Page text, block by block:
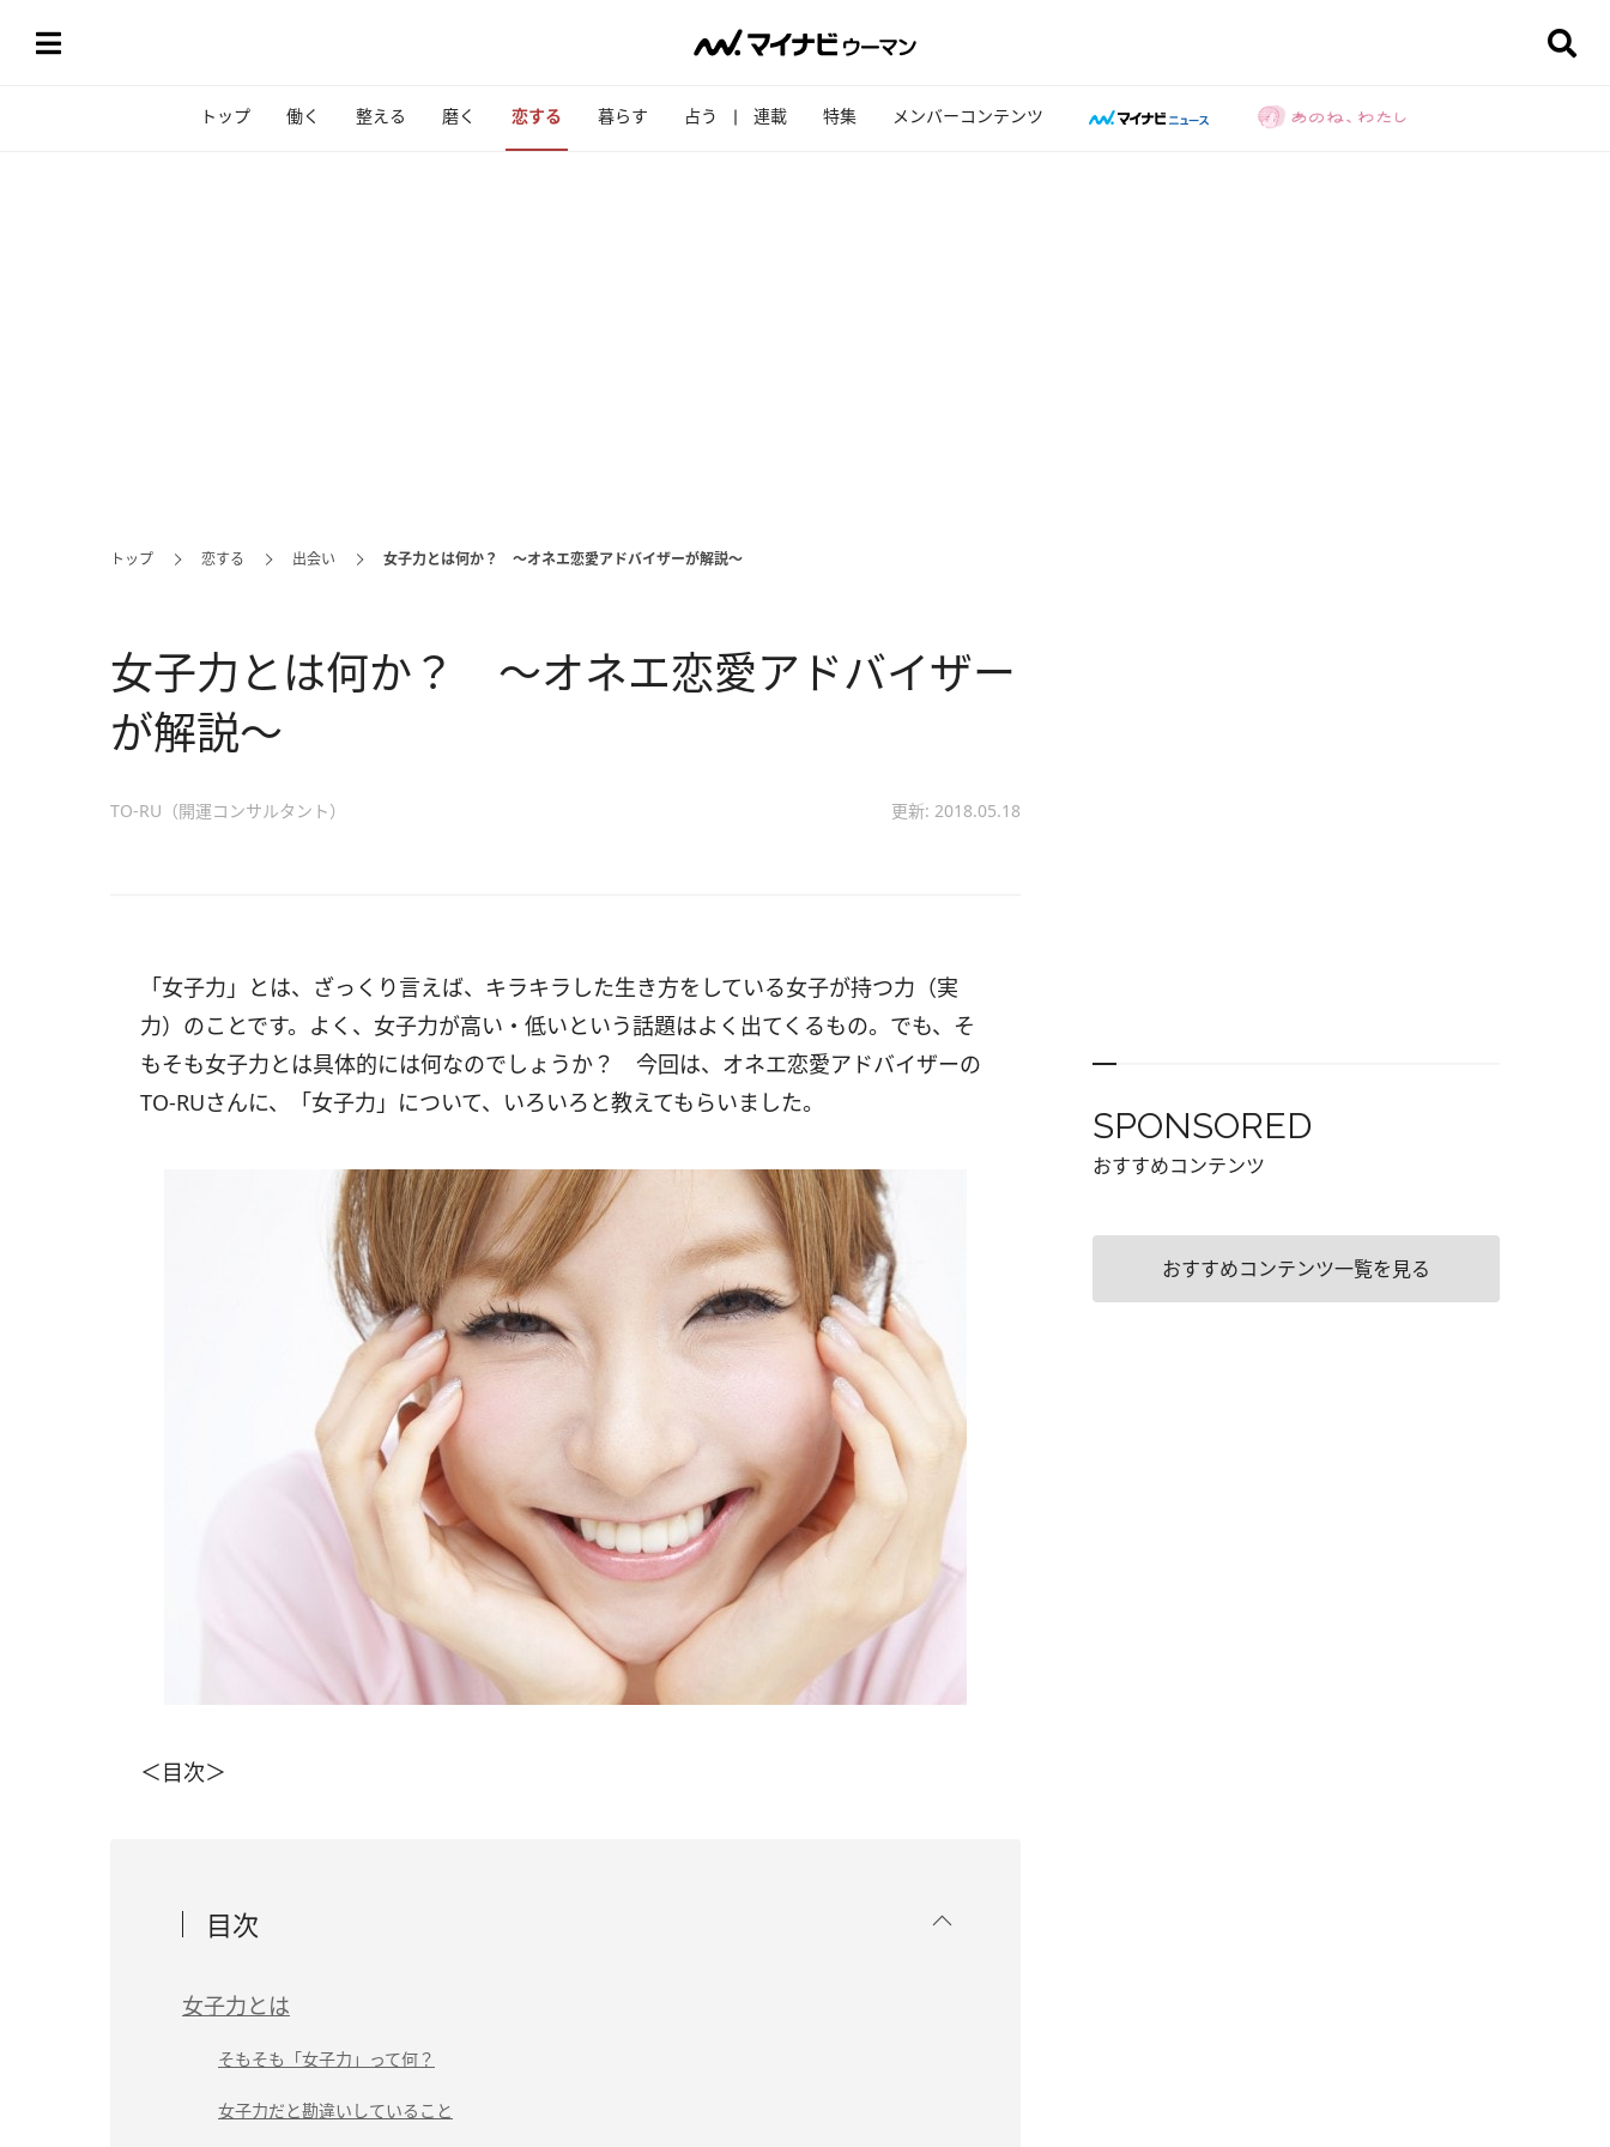
トップ 働く 整える 磨く 恋する 暮らす 占う 連載 特集 メンバーコンテンツ
トップ 恋する 出会い 女子力とは何か？ ～オネエ恋愛アドバイザーが解説～
女子力とは何か？ ～オネエ恋愛アドバイザー
が解説～
TO-RU（開運コンサルタント） 更新: 2018.05.18
「女子力」とは、ざっくり言えば、キラキラした生き方をしている女子が持つ力（実
力）のことです。よく、女子力が高い・低いという話題はよく出てくるもの。でも、そ
もそも女子力とは具体的には何なのでしょうか？ 今回は、オネエ恋愛アドバイザーの
TO-RUさんに、「女子力」について、いろいろと教えてもらいました。
＜目次＞
目次
女子力とは
そもそも「女子力」って何？
女子力だと勘違いしていること
SPONSORED
おすすめコンテンツ
おすすめコンテンツ一覧を見る